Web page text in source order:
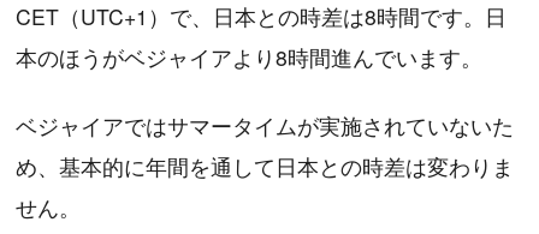
CET（UTC+1）で、日本との時差は8時間です。日
本のほうがベジャイアより8時間進んでいます。
ベジャイアではサマータイムが実施されていないた
め、基本的に年間を通して日本との時差は変わりま
せん。